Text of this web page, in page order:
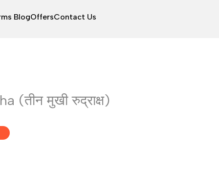
BlogOffersContact Us
(तीन मुखी रुद्राक्ष)